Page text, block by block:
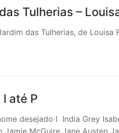
Tulherias –
das Tulherias, de
até P
desejado I India Grey
Jamie McGuire Jane Austen